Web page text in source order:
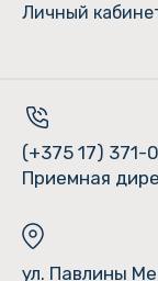
Личный
(+375 17) 371-
Приемная
ул. Павлины